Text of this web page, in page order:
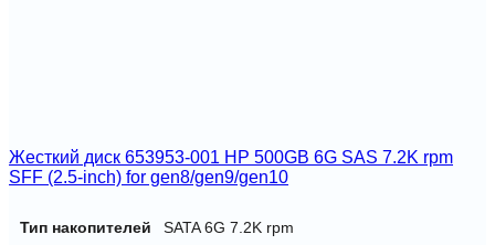
Жесткий диск 653953-001 HP 500GB 6G SAS 7.2K rpm
SFF (2.5-inch) for gen8/gen9/gen10
Тип накопителей SATA 6G 7.2K rpm